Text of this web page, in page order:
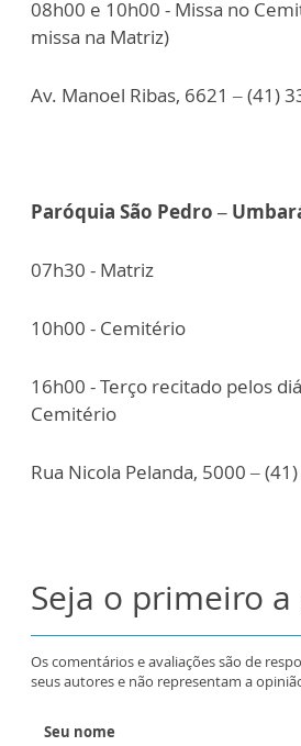
08h00 e 10h00 - Missa no
missa na Matriz)
Av. Manoel Ribas, 6621 – (41)
Paróquia São Pedro –
07h30 - Matriz
10h00 - Cemitério
16h00 - Terço recitado pelos
Cemitério
Rua Nicola Pelanda, 5000 –
Seja o primeiro
Os comentários e avaliações são de
seus autores e não representam a
Seu nome